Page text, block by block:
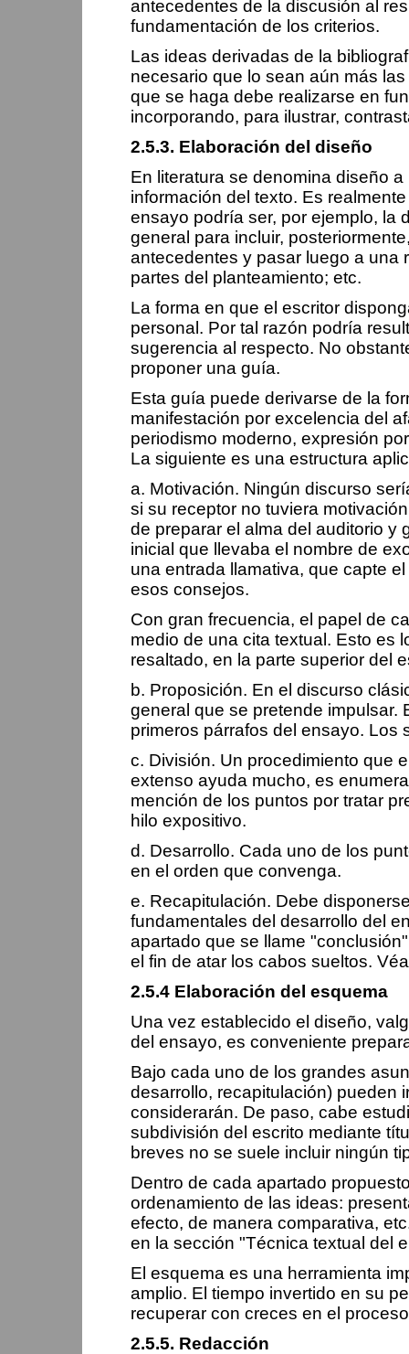
antecedentes de la discusión al
fundamentación de los criterios.
Las ideas derivadas de la
necesario que lo sean aún más
que se haga debe realizarse en
incorporando, para ilustrar,
2.5.3. Elaboración del diseño
En literatura se denomina diseño
información del texto. Es
ensayo podría ser, por ejemplo, la
general para incluir,
antecedentes y pasar luego a una
partes del planteamiento; etc.
La forma en que el escritor
personal. Por tal razón podría
sugerencia al respecto. No
proponer una guía.
Esta guía puede derivarse de la
manifestación por excelencia del
periodismo moderno, expresión
La siguiente es una estructura
a. Motivación. Ningún discurso
si su receptor no tuviera
de preparar el alma del auditorio
inicial que llevaba el nombre de
una entrada llamativa, que capte
esos consejos.
Con gran frecuencia, el papel de
medio de una cita textual. Esto es
resaltado, en la parte superior del
b. Proposición. En el discurso
general que se pretende impulsar.
primeros párrafos del ensayo. Los
c. División. Un procedimiento que
extenso ayuda mucho, es
mención de los puntos por tratar
hilo expositivo.
d. Desarrollo. Cada uno de los
en el orden que convenga.
e. Recapitulación. Debe
fundamentales del desarrollo del
apartado que se llame
el fin de atar los cabos sueltos.
2.5.4 Elaboración del esquema
Una vez establecido el diseño,
del ensayo, es conveniente
Bajo cada uno de los grandes
desarrollo, recapitulación) pueden
considerarán. De paso, cabe
subdivisión del escrito mediante
breves no se suele incluir ningún
Dentro de cada apartado
ordenamiento de las ideas:
efecto, de manera comparativa,
en la sección "Técnica textual del
El esquema es una herramienta
amplio. El tiempo invertido en su
recuperar con creces en el
2.5.5. Redacción